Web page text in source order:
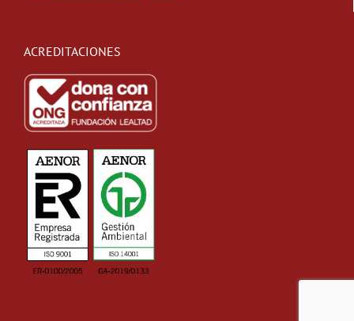
ACREDITACIONES